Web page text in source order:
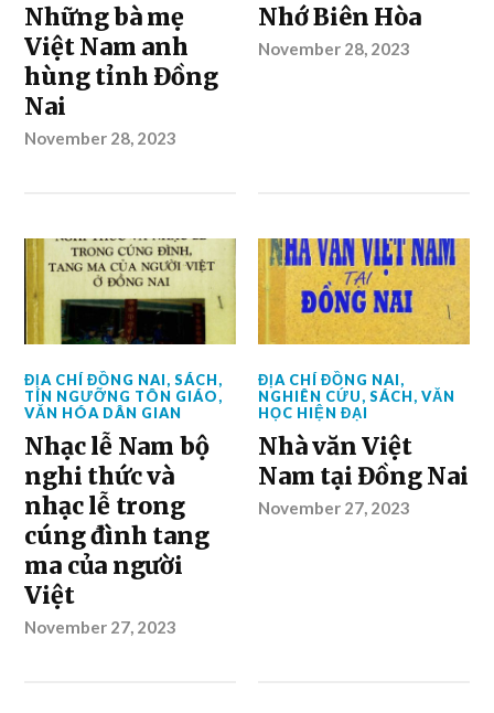
Những bà mẹ
Việt Nam anh
hùng tỉnh Đồng
Nai
November 28, 2023
Nhớ Biên Hòa
November 28, 2023
ĐỊA CHÍ ĐỒNG NAI,SÁCH,
TÍN NGƯỠNG TÔN GIÁO,
VĂN HÓA DÂN GIAN
Nhạc lễ Nam bộ
nghi thức và
nhạc lễ trong
cúng đình tang
ma của người
Việt
November 27, 2023
ĐỊA CHÍ ĐỒNG NAI,
NGHIÊN CỨU,SÁCH,VĂN
HỌC HIỆN ĐẠI
Nhà văn Việt
Nam tại Đồng Nai
November 27, 2023